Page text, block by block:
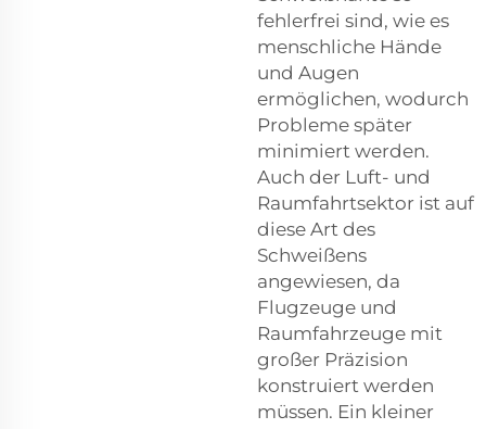
fehlerfrei sind, wie es
menschliche Hände
und Augen
ermöglichen, wodurch
Probleme später
minimiert werden.
Auch der Luft- und
Raumfahrtsektor ist auf
diese Art des
Schweißens
angewiesen, da
Flugzeuge und
Raumfahrzeuge mit
großer Präzision
konstruiert werden
müssen. Ein kleiner